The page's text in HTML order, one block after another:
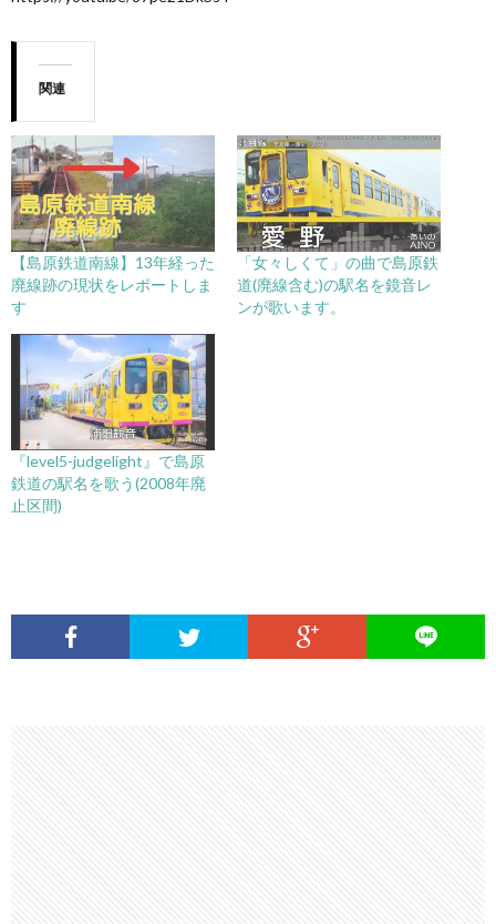
関連
【島原鉄道南線】13年経った
廃線跡の現状をレポートしま
す
「女々しくて」の曲で島原鉄
道(廃線含む)の駅名を鏡音レ
ンが歌います。
『level5-judgelight』で島原
鉄道の駅名を歌う(2008年廃
止区間)